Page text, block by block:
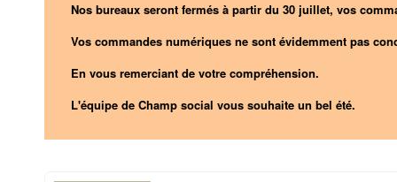
Nos bureaux seront fermés à partir du 30 juillet, vos
Vos commandes numériques ne sont évidemment pas
En vous remerciant de votre compréhension.
L'équipe de Champ social vous souhaite un bel été.